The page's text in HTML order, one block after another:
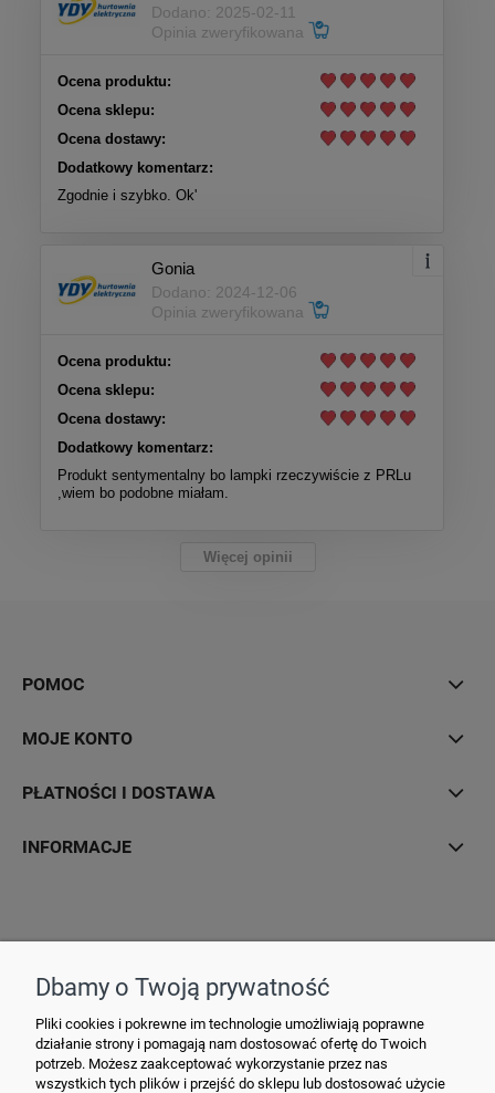
Dodano: 2025-02-11
Opinia zweryfikowana
Ocena produktu:
Ocena sklepu:
Ocena dostawy:
Dodatkowy komentarz:
Zgodnie i szybko. Ok'
Gonia
Dodano: 2024-12-06
Opinia zweryfikowana
Ocena produktu:
Ocena sklepu:
Ocena dostawy:
Dodatkowy komentarz:
Produkt sentymentalny bo lampki rzeczywiście z PRLu
,wiem bo podobne miałam.
Więcej opinii
POMOC
MOJE KONTO
PŁATNOŚCI I DOSTAWA
INFORMACJE
+48790635548• MAIL: ydypl
Dbamy o Twoją prywatność
Pliki cookies i pokrewne im technologie umożliwiają poprawne
działanie strony i pomagają nam dostosować ofertę do Twoich
potrzeb. Możesz zaakceptować wykorzystanie przez nas
wszystkich tych plików i przejść do sklepu lub dostosować użycie